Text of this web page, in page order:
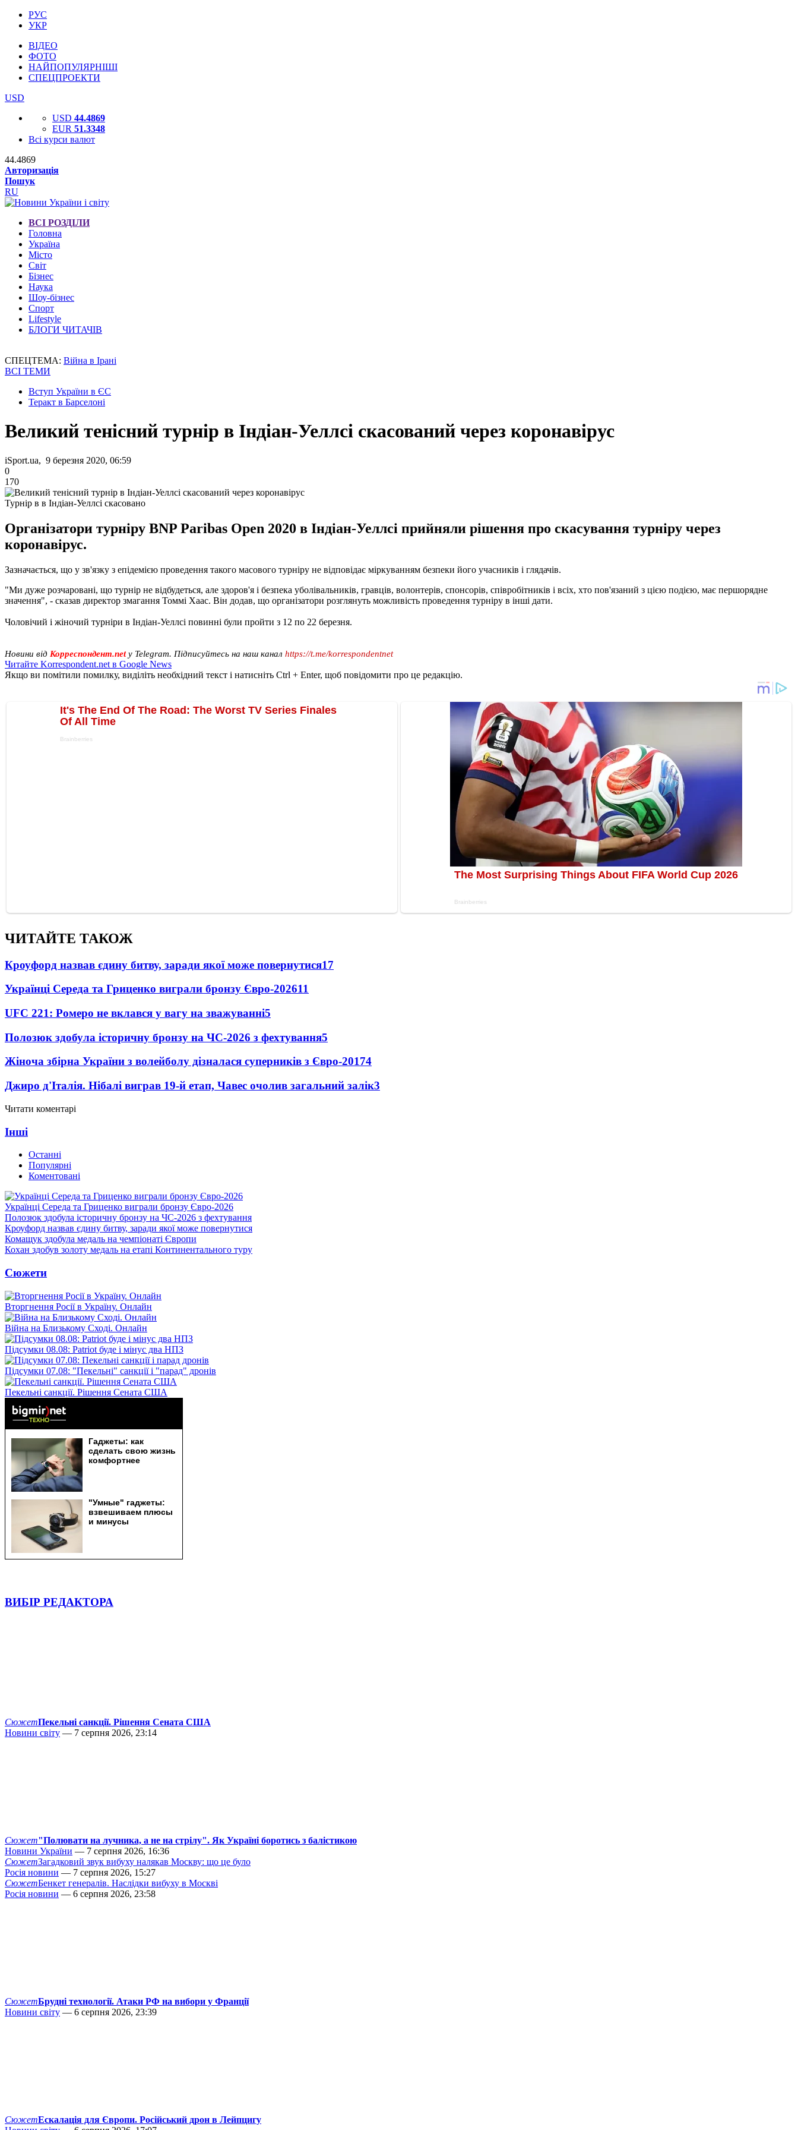
РУС
УКР
ВІДЕО
ФОТО
НАЙПОПУЛЯРНІШІ
СПЕЦПРОЕКТИ
USD
USD 44.4869
EUR 51.3348
Всі курси валют
44.4869
Авторизація
Пошук
RU
ВСІ РОЗДІЛИ
Головна
Україна
Місто
Світ
Бізнес
Наука
Шоу-бізнес
Спорт
Lifestyle
БЛОГИ ЧИТАЧІВ
СПЕЦТЕМА: Війна в Ірані
ВСІ ТЕМИ
Вступ України в ЄС
Теракт в Барселоні
Великий тенісний турнір в Індіан-Уеллсі скасований через коронавірус
iSport.ua, 9 березня 2020, 06:59
0
170
Турнір в в Індіан-Уеллсі скасовано
Організатори турніру BNP Paribas Open 2020 в Індіан-Уеллсі прийняли рішення про скасування турніру через
коронавірус.
Зазначається, що у зв'язку з епідемією проведення такого масового турніру не відповідає міркуванням безпеки його учасників і глядачів.
"Ми дуже розчаровані, що турнір не відбудеться, але здоров'я і безпека уболівальників, гравців, волонтерів, спонсорів, співробітників і всіх, хто пов'язаний з цією подією, має першорядне
значення", - сказав директор змагання Томмі Хаас. Він додав, що організатори розглянуть можливість проведення турніру в інші дати.
Чоловічий і жіночий турніри в Індіан-Уеллсі повинні були пройти з 12 по 22 березня.
Новини від Корреспондент.net у Telegram. Підписуйтесь на наш канал https://t.me/korrespondentnet
Читайте Korrespondent.net в Google News
Якщо ви помітили помилку, виділіть необхідний текст і натисніть Ctrl + Enter, щоб повідомити про це редакцію.
ЧИТАЙТЕ ТАКОЖ
Кроуфорд назвав єдину битву, заради якої може повернутися17
Українці Середа та Гриценко виграли бронзу Євро-202611
UFC 221: Ромеро не вклався у вагу на зважуванні5
Полозюк здобула історичну бронзу на ЧС-2026 з фехтування5
Жіноча збірна України з волейболу дізналася суперників з Євро-20174
Джиро д'Італія. Нібалі виграв 19-й етап, Чавес очолив загальний залік3
Читати коментарі
Інші
Останні
Популярні
Коментовані
Українці Середа та Гриценко виграли бронзу Євро-2026
Полозюк здобула історичну бронзу на ЧС-2026 з фехтування
Кроуфорд назвав єдину битву, заради якої може повернутися
Комащук здобула медаль на чемпіонаті Європи
Кохан здобув золоту медаль на етапі Континентального туру
Сюжети
Вторгнення Росії в Україну. Онлайн
Війна на Близькому Сході. Онлайн
Підсумки 08.08: Patriot буде і мінус два НПЗ
Підсумки 07.08: "Пекельні" санкції і "парад" дронів
Пекельні санкції. Рішення Сената США
ВИБІР РЕДАКТОРА
СюжетПекельні санкції. Рішення Сената США
Новини світу — 7 серпня 2026, 23:14
Сюжет"Полювати на лучника, а не на стрілу". Як Україні боротись з балістикою
Новини України — 7 серпня 2026, 16:36
СюжетЗагадковий звук вибуху налякав Москву: що це було
Росія новини — 7 серпня 2026, 15:27
СюжетБенкет генералів. Наслідки вибуху в Москві
Росія новини — 6 серпня 2026, 23:58
СюжетБрудні технології. Атаки РФ на вибори у Франції
Новини світу — 6 серпня 2026, 23:39
СюжетЕскалація для Європи. Російський дрон в Лейпцигу